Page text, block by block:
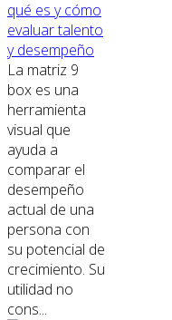
qué es y cómo
evaluar talento
y desempeño
La matriz 9
box es una
herramienta
visual que
ayuda a
comparar el
desempeño
actual de una
persona con
su potencial de
crecimiento. Su
utilidad no
cons...